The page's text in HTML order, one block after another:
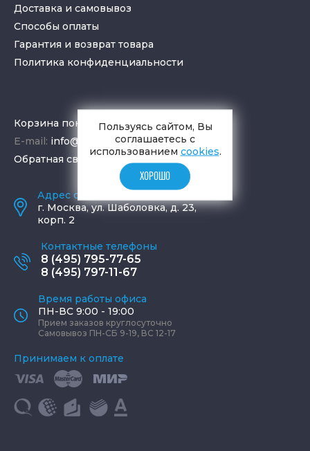
Доставка и самовывоз
Способы оплаты
Гарантия и возврат товара
Политика конфиденциальности
Корзина покупок
E-mail: info@aquamir.ru
Обратная связь
Адрес салона и склада
г. Москва,ул. Шаболовка, д. 23,
корп. 2
Контактные телефоны
8 (495) 795-77-65
8 (495) 797-11-67
Время работы офиса
ПН-ВС 9:00 - 19:00
Прием заказов круглосуточно
Самовывоз ПН-СБ 9-19, ВС 12-17
Принимаем к оплате
Пользуясь сайтом, Вы
соглашаетесь с
использованием cookies.
ХОРОШО